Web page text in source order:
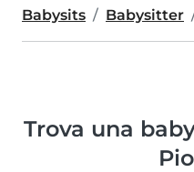
Babysits Babysitter
Trova una